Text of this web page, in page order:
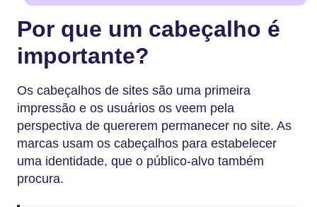
Por que um cabeçalho é
importante?
Os cabeçalhos de sites são uma primeira
impressão e os usuários os veem pela
perspectiva de quererem permanecer no site. As
marcas usam os cabeçalhos para estabelecer
uma identidade, que o público-alvo também
procura.